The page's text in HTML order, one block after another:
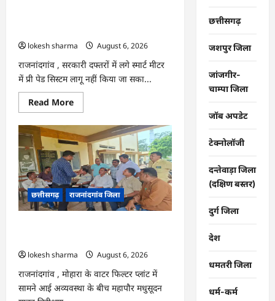
lokesh sharma
August 6, 2026
राजनांदगांव , सरकारी दफ्तरों में लगे स्मार्ट मीटर
में प्री पेड सिस्टम लागू नहीं किया जा सका...
Read MoreRead
more
राजनांदगांव
:
107
करोड़
बकाया,
प्री-
पेड
व्यवस्था
में
3
माह
कंपनी…
छत्तीसगढ़ राजनांदगांव जिला
lokesh sharma
August 6, 2026
राजनांदगांव , मोहारा के वाटर फिल्टर प्लांट में
सामने आई अव्यवस्था के बीच महापौर मधुसूदन
छत्तीसगढ़
जशपुर जिला
जांजगीर-
चाम्पा जिला
जॉब अपडेट
टेक्नोलॉजी
दन्तेवाड़ा जिला
(दक्षिण बस्तर)
दुर्ग जिला
देश
धमतरी जिला
धर्म-कर्म